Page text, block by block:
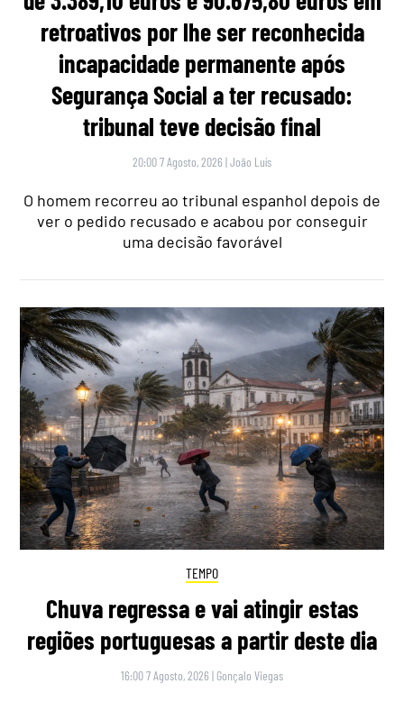
retroativos por lhe ser reconhecida
incapacidade permanente após
Segurança Social a ter recusado:
tribunal teve decisão final
20:00 7 Agosto, 2026 |João Luís
O homem recorreu ao tribunal espanhol depois de
ver o pedido recusado e acabou por conseguir
uma decisão favorável
TEMPO
Chuva regressa e vai atingir estas
regiões portuguesas a partir deste dia
16:00 7 Agosto, 2026 | Gonçalo Viegas